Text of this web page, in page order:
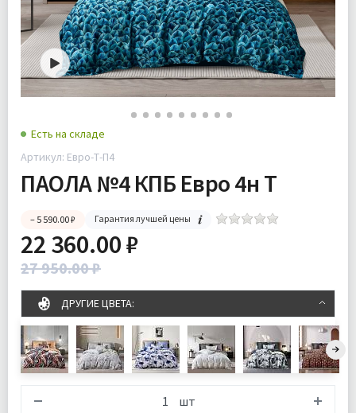
Есть на складе
Артикул: Евро-Т-П4
ПАОЛА №4 КПБ Евро 4н Т
– 5 590.00 ₽ Гарантия лучшей цены
22 360.00 ₽
27 950.00 ₽
ДРУГИЕ ЦВЕТА:
шт